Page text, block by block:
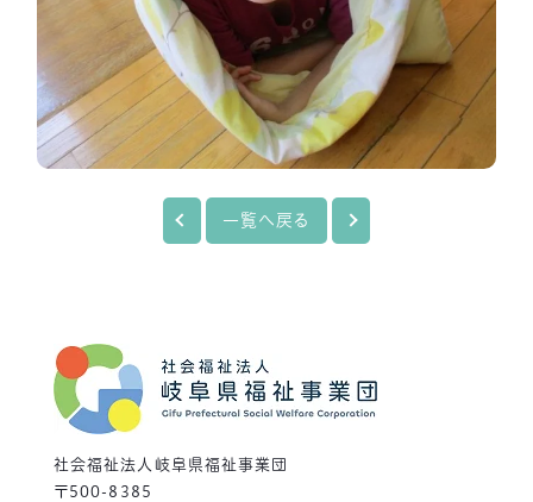
一覧へ戻る
社会福祉法人岐阜県福祉事業団
〒500-8385